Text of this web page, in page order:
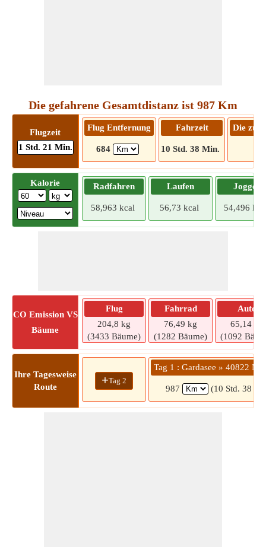
Die gefahrene Gesamtdistanz ist 987 Km
Flugzeit
1 Std. 21 Min.
Flug Entfernung
684
Fahrzeit
10 Std. 38 Min.
Die zu
Kalorie Radfahren
58,963 kcal
Laufen
56,73 kcal
Joggen
54,496
CO Emission VS
Bäume
Flug
204,8 kg
(3433 Bäume)
Fahrrad
76,49 kg
(1282 Bäume)
Auto
65,14 kg
(1092
Ihre Tagesweise
Route
+Tag 2
Tag 1 : Gardasee » 40822
987 (10 Std. 38